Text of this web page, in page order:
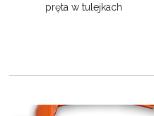
pręta w tulejkach